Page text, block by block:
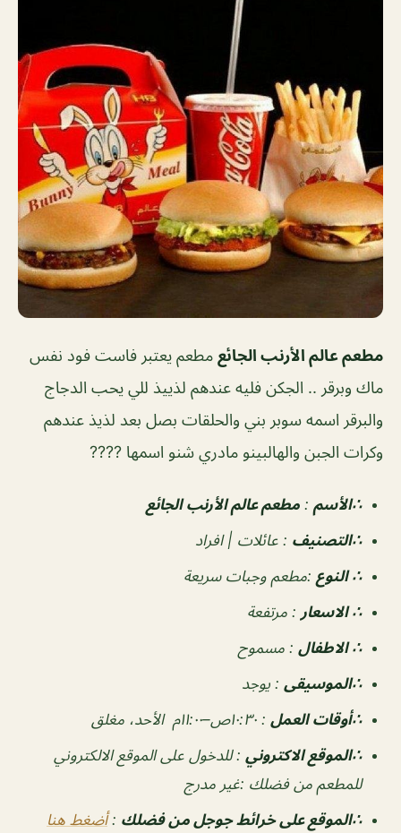
مطعم عالم الأرنب الجائع مطعم يعتبر فاست فود نفس
ماك وبرقر .. الجكن فليه عندهم لذييذ للي يحب الدجاج
والبرقر اسمه سوبر بني والحلقات بصل بعد لذيذ عندهم
وكرات الجبن والهالبينو مادري شنو اسمها ????
∴الأسم : مطعم عالم الأرنب الجائع
∴التصنيف : عائلات | افراد
∴ النوع :مطعم وجبات سريعة
∴ الاسعار : مرتفعة
∴ الاطفال : مسموح
∴الموسيقى : يوجد
‏∴أوقات العمل : ١٠:٣٠ص–١١:٠٠م الأحد، مغلق
∴الموقع الاكتروني : للدخول على الموقع الالكتروني
للمطعم من فضلك :غير مدرج
∴الموقع على خرائط جوجل من فضلك :أضغط هنا